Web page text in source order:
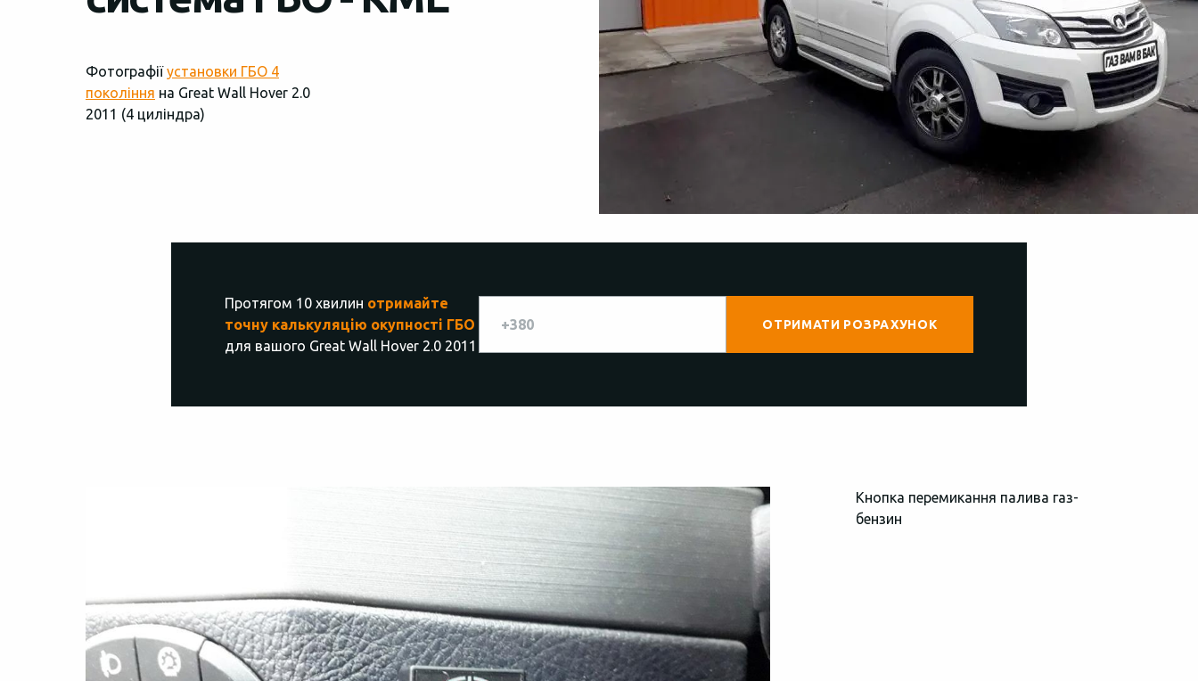
Фотографіїустановки ГБО 4
покоління на Great Wall Hover 2.0
2011 (4 циліндра)
Протягом 10 хвилин отримайте
точну калькуляцію окупності ГБО
для вашого Great Wall Hover 2.0 2011
Кнопка перемикання палива газ-
бензин